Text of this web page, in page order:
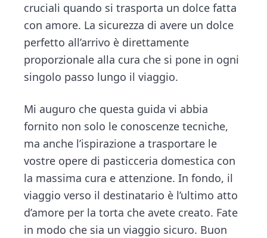
cruciali quando si trasporta un dolce fatta
con amore. La sicurezza di avere un dolce
perfetto all’arrivo è direttamente
proporzionale alla cura che si pone in ogni
singolo passo lungo il viaggio.
Mi auguro che questa guida vi abbia
fornito non solo le conoscenze tecniche,
ma anche l’ispirazione a trasportare le
vostre opere di pasticceria domestica con
la massima cura e attenzione. In fondo, il
viaggio verso il destinatario è l’ultimo atto
d’amore per la torta che avete creato. Fate
in modo che sia un viaggio sicuro. Buon